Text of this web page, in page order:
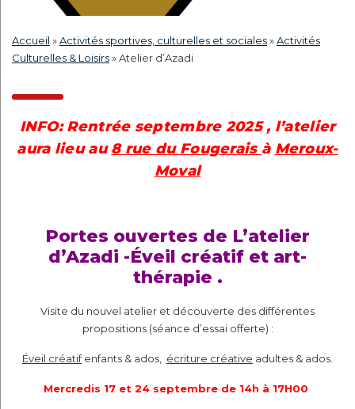
Accueil »Activités sportives, culturelles et sociales»Activités
Culturelles & Loisirs»Atelier d’Azadi
INFO: Rentrée septembre 2025 , l’atelier
aura lieu au8 rue du Fougerais à Meroux-
Moval
Portes ouvertes de L’atelier
d’Azadi -Éveil créatif et art-
thérapie .
Visite du nouvel atelier et découverte des différentes
propositions (séance d’essai offerte) :
Éveil créatifenfants & ados, écriture créative adultes & ados.
Mercredis 17 et 24 septembre de 14h à 17H00